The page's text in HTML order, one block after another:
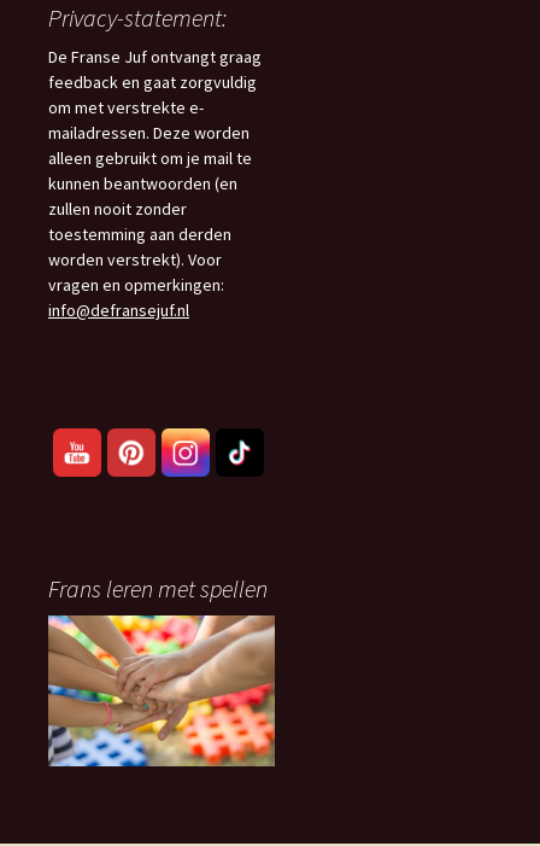
Privacy-statement:
De Franse Juf ontvangt graag
feedback en gaat zorgvuldig
om met verstrekte e-
mailadressen. Deze worden
alleen gebruikt om je mail te
kunnen beantwoorden (en
zullen nooit zonder
toestemming aan derden
worden verstrekt). Voor
vragen en opmerkingen:
info@defransejuf.nl
Frans leren met spellen